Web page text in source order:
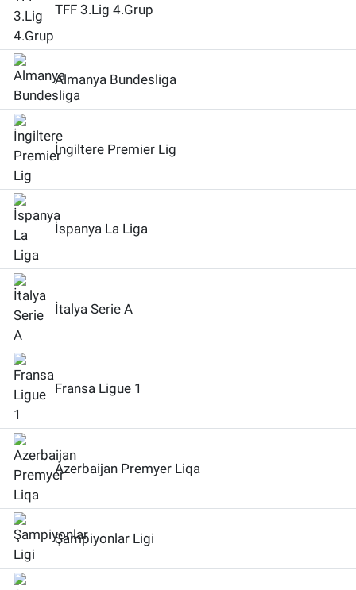
TFF 3.Lig 4.Grup
Almanya Bundesliga
İngiltere Premier Lig
İspanya La Liga
İtalya Serie A
Fransa Ligue 1
Azerbaijan Premyer Liqa
Şampiyonlar Ligi